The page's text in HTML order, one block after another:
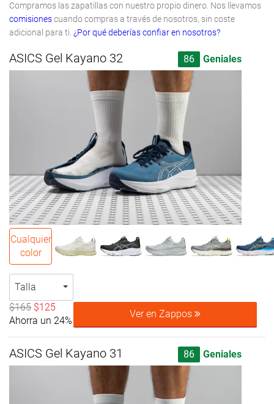
Compramos las zapatillas con nuestro propio dinero. Nos llevamos
comisionescuando compras a través de nosotros, sin coste
adicional para ti. ¿Por qué deberías confiar en nosotros?
ASICS Gel Kayano 32 86 Geniales
Cualquier
color
Talla
$165 $125
Ahorra un 24%
Ver en Zappos
ASICS Gel Kayano 31 86 Geniales